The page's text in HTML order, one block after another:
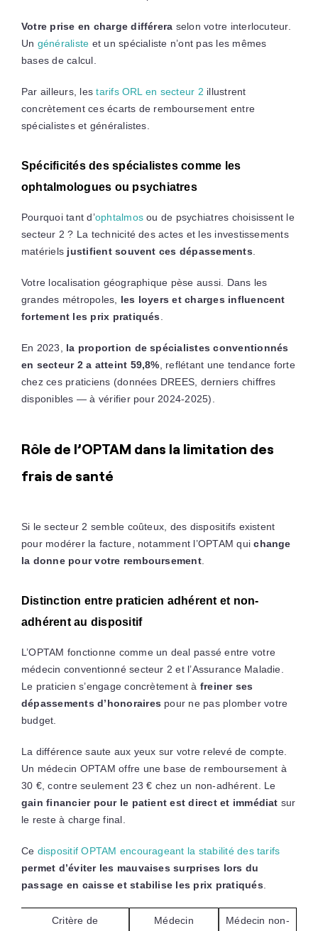
Votre prise en charge différera selon votre interlocuteur.
Un généraliste et un spécialiste n’ont pas les mêmes
bases de calcul.
Par ailleurs, lestarifs ORL en secteur 2 illustrent
concrètement ces écarts de remboursement entre
spécialistes et généralistes.
Spécificités des spécialistes comme les
ophtalmologues ou psychiatres
Pourquoi tant d’ophtalmos ou de psychiatres choisissent le
secteur 2 ? La technicité des actes et les investissements
matériels justifient souvent ces dépassements.
Votre localisation géographique pèse aussi. Dans les
grandes métropoles, les loyers et charges influencent
fortement les prix pratiqués.
En 2023, la proportion de spécialistes conventionnés
en secteur 2 a atteint 59,8%, reflétant une tendance forte
chez ces praticiens (données DREES, derniers chiffres
disponibles — à vérifier pour 2024-2025).
Rôle de l’OPTAM dans la limitation des
frais de santé
Si le secteur 2 semble coûteux, des dispositifs existent
pour modérer la facture, notamment l’OPTAM quichange
la donne pour votre remboursement.
Distinction entre praticien adhérent et non-
adhérent au dispositif
L’OPTAM fonctionne comme un deal passé entre votre
médecin conventionné secteur 2 et l’Assurance Maladie.
Le praticien s’engage concrètement à freiner ses
dépassements d’honoraires pour ne pas plomber votre
budget.
La différence saute aux yeux sur votre relevé de compte.
Un médecin OPTAM offre une base de remboursement à
30 €, contre seulement 23 € chez un non-adhérent. Le
gain financier pour le patient est direct et immédiat sur
le reste à charge final.
Ce dispositif OPTAM encourageant la stabilité des tarifs
permet d’éviter les mauvaises surprises lors du
passage en caisse et stabilise les prix pratiqués.
Critère de
Médecin
Médecin non-